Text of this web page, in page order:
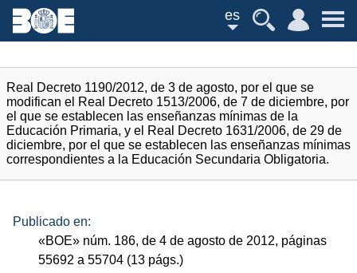
es
Real Decreto 1190/2012, de 3 de agosto, por el que se
modifican el Real Decreto 1513/2006, de 7 de diciembre, por
el que se establecen las enseñanzas mínimas de la
Educación Primaria, y el Real Decreto 1631/2006, de 29 de
diciembre, por el que se establecen las enseñanzas mínimas
correspondientes a la Educación Secundaria Obligatoria.
Publicado en:
«BOE» núm. 186, de 4 de agosto de 2012, páginas
55692 a 55704 (13 págs.)